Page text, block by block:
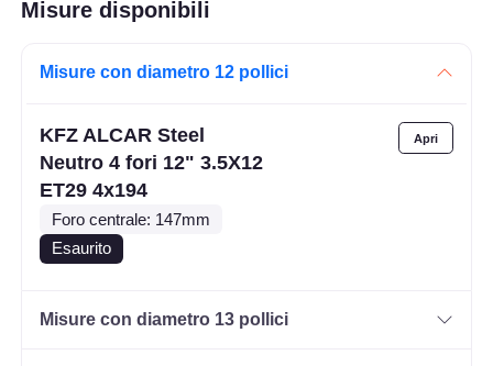
Misure disponibili
Misure con diametro 12 pollici
KFZ ALCAR Steel
Neutro 4 fori 12" 3.5X12
ET29 4x194
Foro centrale: 147mm
Esaurito
Misure con diametro 13 pollici